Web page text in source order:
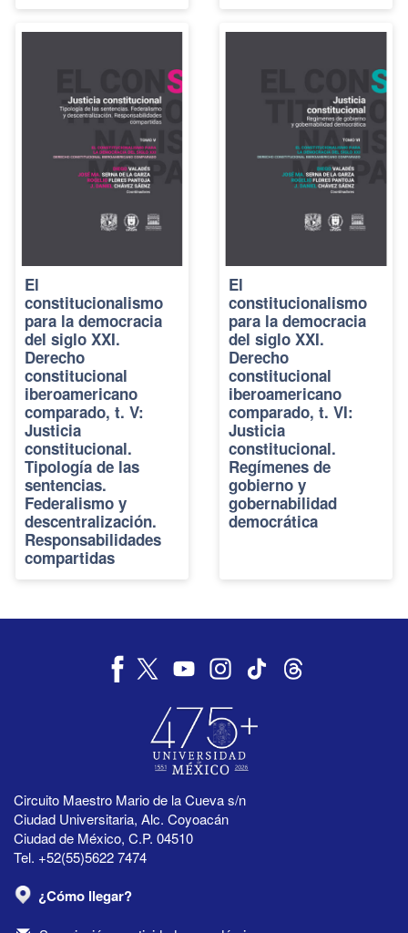
El
constitucionalismo
para la democracia
del siglo XXI.
Derecho
constitucional
iberoamericano
comparado, t. V:
Justicia
constitucional.
Tipología de las
sentencias.
Federalismo y
descentralización.
Responsabilidades
compartidas
El
constitucionalismo
para la democracia
del siglo XXI.
Derecho
constitucional
iberoamericano
comparado, t. VI:
Justicia
constitucional.
Regímenes de
gobierno y
gobernabilidad
democrática
Circuito Maestro Mario de la Cueva s/n
Ciudad Universitaria, Alc. Coyoacán
Ciudad de México, C.P. 04510
Tel. +52(55)5622 7474
¿Cómo llegar?